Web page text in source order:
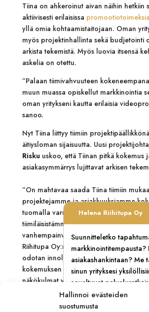
Hallinnoi evästeiden
suostumusta
Tiina on ahkeroinut aivan näihin hetkiin
aktiivisesti erilaisissa
yllä omia kohtaamistaitojaan. Oman
myös projektinhallinta sekä budjetointi
arkista tekemistä. Myös luovia itsensä
askelia on otettu.
”Palaan tiimivahvuuteen
muun muassa opiskellut markkinointia
oman yritykseni kautta erilaisia
sanoo.
Nyt Tiina liittyy tiimiin
äitiysloman sijaisuutta. Uusi
Riskuuskoo, että Tiinan pitkä kokemus
asiakasymmärrys lujittavat arkisen
”On mahtavaa saada Tiina tiimiin
projektejamme ja asiakkuuksiamme
tuomalla varmuudella sillä välin, kun osa
tiimiläisistämme keskittyvät muihin
vanhempainvapaiden aikana. Tiinan
Riihitupa Oy:n kanssa on pitkä ja
odotan innolla, että pääsemme
kokemuksen ja uusien tiimiläistemme
näkökulmat yhä paremmaksi projektien
kokonaisuudeksi”, Johanna sanoo.
Helena Riihitupa Oy
Suunnitteletko
markkinointitempausta?
asiakashankintaan? Me
sinun yrityksesi
soveltuvat
+358 400 767 571